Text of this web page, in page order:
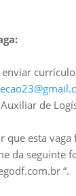
de
que esta vaga
da seguinte
“.